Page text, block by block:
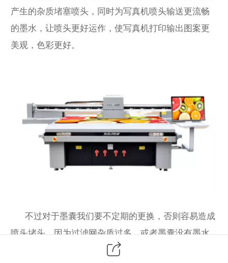
产生的杂质堵塞喷头，同时为写真机喷头输送更流畅
的墨水，让喷头更好运作，使写真机打印输出图案更
美观，色彩更好。
不过对于墨囊我们要不定期的更换，否则容易造成
喷头堵头，因为过滤网杂质过多，或者墨囊没有墨水
等都会造成喷头堵头的情况，在日常的写真机使用与